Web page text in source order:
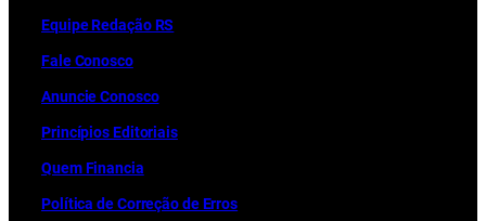
Equipe Redação RS
Fale Conosco
Anuncie Conosco
Princípios Editoriais
Quem Financia
Política de Correção de Erros